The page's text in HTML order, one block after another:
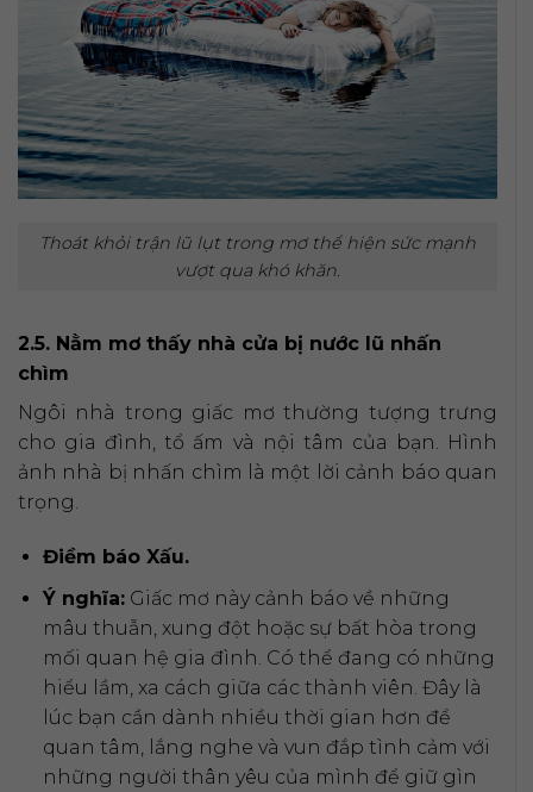
Thoát khỏi trận lũ lụt trong mơ thể hiện sức mạnh
vượt qua khó khăn.
2.5. Nằm mơ thấy nhà cửa bị nước lũ nhấn
chìm
Ngôi nhà trong giấc mơ thường tượng trưng
cho gia đình, tổ ấm và nội tâm của bạn. Hình
ảnh nhà bị nhấn chìm là một lời cảnh báo quan
trọng.
Điềm báo Xấu.
Ý nghĩa:Giấc mơ này cảnh báo về những
mâu thuẫn, xung đột hoặc sự bất hòa trong
mối quan hệ gia đình. Có thể đang có những
hiểu lầm, xa cách giữa các thành viên. Đây là
lúc bạn cần dành nhiều thời gian hơn để
quan tâm, lắng nghe và vun đắp tình cảm với
những người thân yêu của mình để giữ gìn